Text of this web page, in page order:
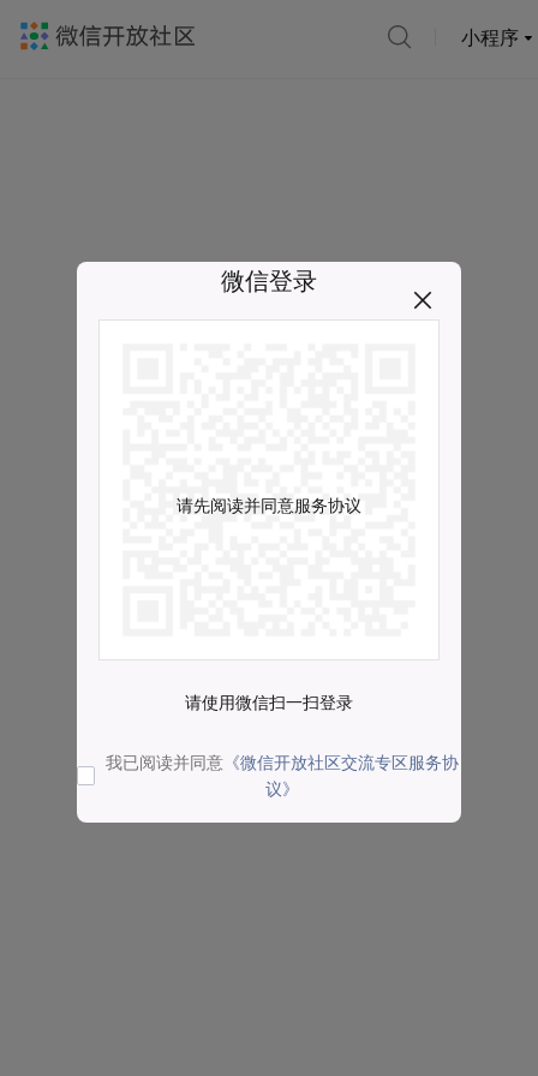
小程序
微信登录
请先阅读并同意服务协议
请使用微信扫一扫登录
我已阅读并同意 《微信开放社区交流专区服务协
议》